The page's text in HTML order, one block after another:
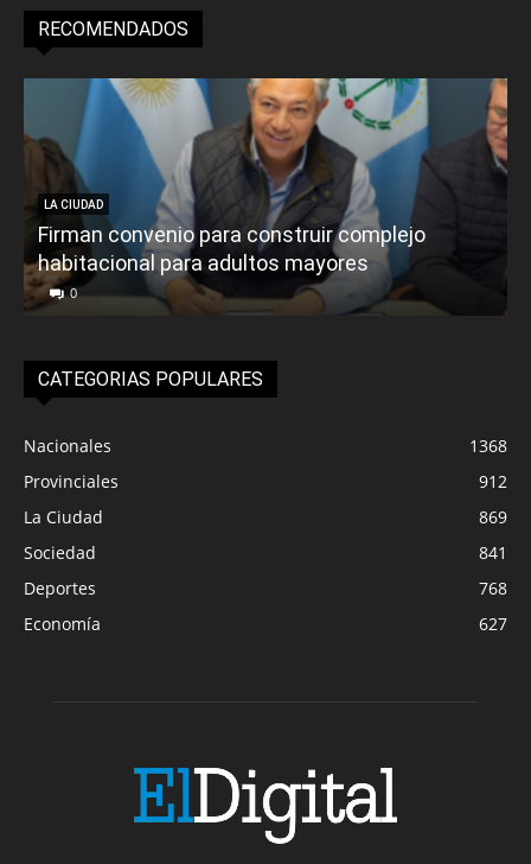
RECOMENDADOS
LA CIUDAD
Firman convenio para construir complejo
habitacional para adultos mayores
0
CATEGORIAS POPULARES
Nacionales
1368
Provinciales
912
La Ciudad
869
Sociedad
841
Deportes
768
Economía
627